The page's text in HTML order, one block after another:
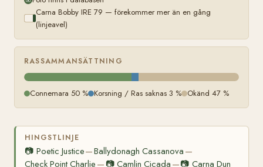
Carna Bobby IRE 79 — förekommer mer än en gång
(linjeavel)
RASSAMMANSÄTTNING
Connemara 50 % Korsning / Ras saknas 3 % Okänd 47 %
HINGSTLINJE
📷 Poetic Justice—Ballydonagh Cassanova —
Check Point Charlie — 📷Camlin Cicada —📷 Carna Dun